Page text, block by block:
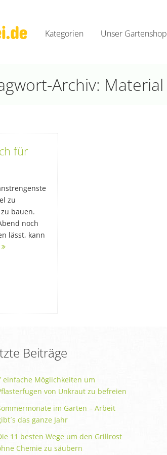
springen
Kategorien
Webtipps der Woche
Unser Gartenshop
Archiv: Material
für
zu
bauen.
noch
lässt, kann
Beiträge
einfache Möglichkeiten um
von Unkraut zu befreien
im Garten – Arbeit
das ganze Jahr
11 besten Wege um den Grillrost
Chemie zu säubern